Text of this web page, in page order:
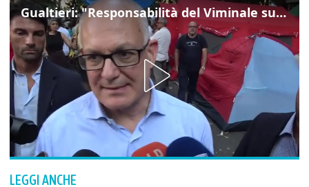
Gualtieri: "Responsabilità del Viminale su Spin Time? La posizione dei partiti è nota"
LEGGI ANCHE